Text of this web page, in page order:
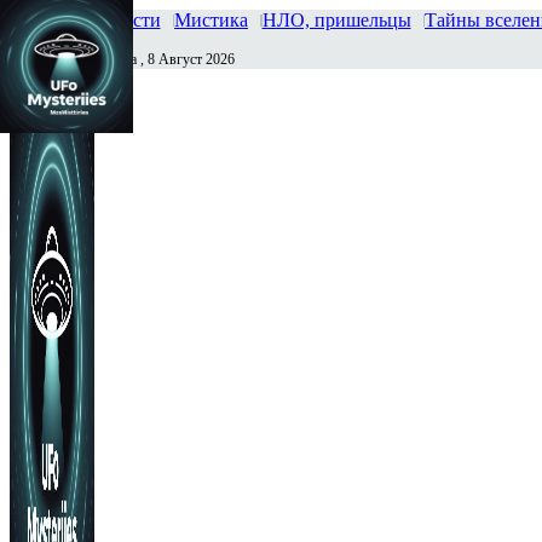
Главная Новости Мистика НЛО, пришельцы Тайны
Сегодня Суббота , 8 Август 2026